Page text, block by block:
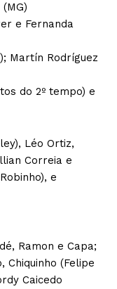
e Fernanda
Martín Rodríguez
do 2º tempo) e
Léo Ortiz,
Correia e
e
Ramon e Capa;
Chiquinho (Felipe
Caicedo